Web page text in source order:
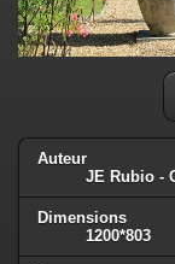
Auteur
JE Rubio -
Dimensions
1200*803